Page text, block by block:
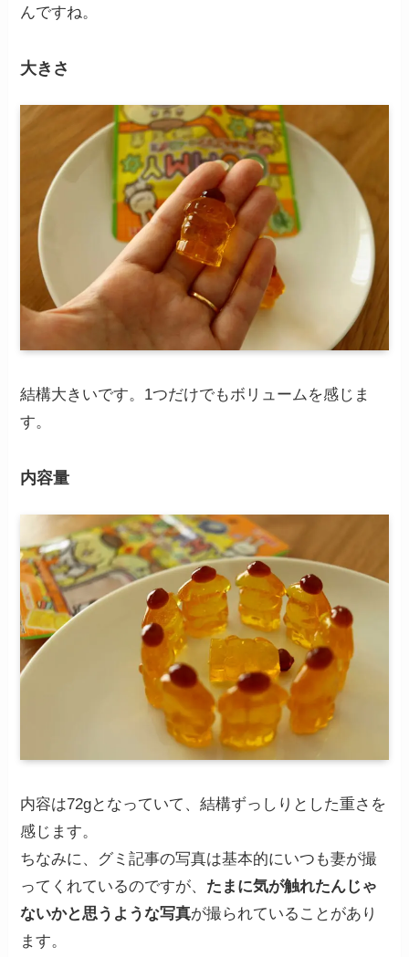
んですね。
大きさ
結構大きいです。1つだけでもボリュームを感じま
す。
内容量
内容は72gとなっていて、結構ずっしりとした重さを
感じます。
ちなみに、グミ記事の写真は基本的にいつも妻が撮
ってくれているのですが、 たまに気が触れたんじゃ
ないかと思うような写真が撮られていることがあり
ます。